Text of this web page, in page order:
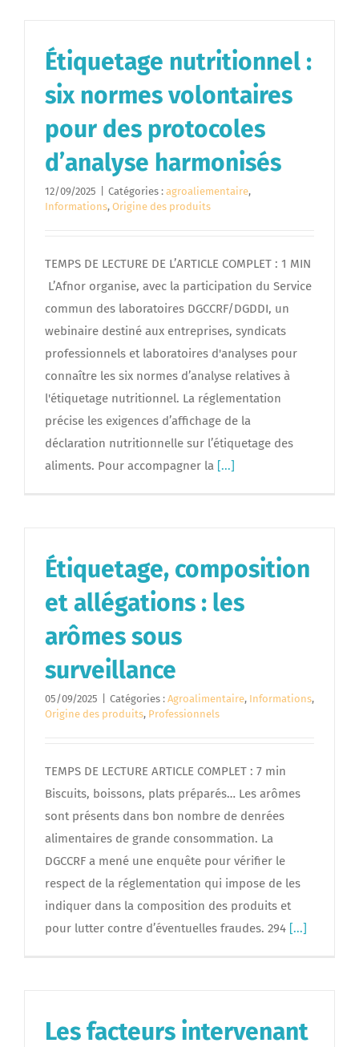
Étiquetage nutritionnel :
six normes volontaires
pour des protocoles
d’analyse harmonisés
12/09/2025 Catégories : agroaliementaire,
Informations, Origine des produits
TEMPS DE LECTURE DE L’ARTICLE COMPLET : 1 MIN
L’Afnor organise, avec la participation du Service
commun des laboratoires DGCCRF/DGDDI, un
webinaire destiné aux entreprises, syndicats
professionnels et laboratoires d'analyses pour
connaître les six normes d’analyse relatives à
l'étiquetage nutritionnel. La réglementation
précise les exigences d’affichage de la
déclaration nutritionnelle sur l’étiquetage des
aliments. Pour accompagner la [...]
Étiquetage, composition
et allégations : les
arômes sous
surveillance
05/09/2025 Catégories : Agroalimentaire, Informations,
Origine des produits, Professionnels
TEMPS DE LECTURE ARTICLE COMPLET : 7 min
Biscuits, boissons, plats préparés… Les arômes
sont présents dans bon nombre de denrées
alimentaires de grande consommation. La
DGCCRF a mené une enquête pour vérifier le
respect de la réglementation qui impose de les
indiquer dans la composition des produits et
pour lutter contre d’éventuelles fraudes. 294 [...]
Les facteurs intervenant